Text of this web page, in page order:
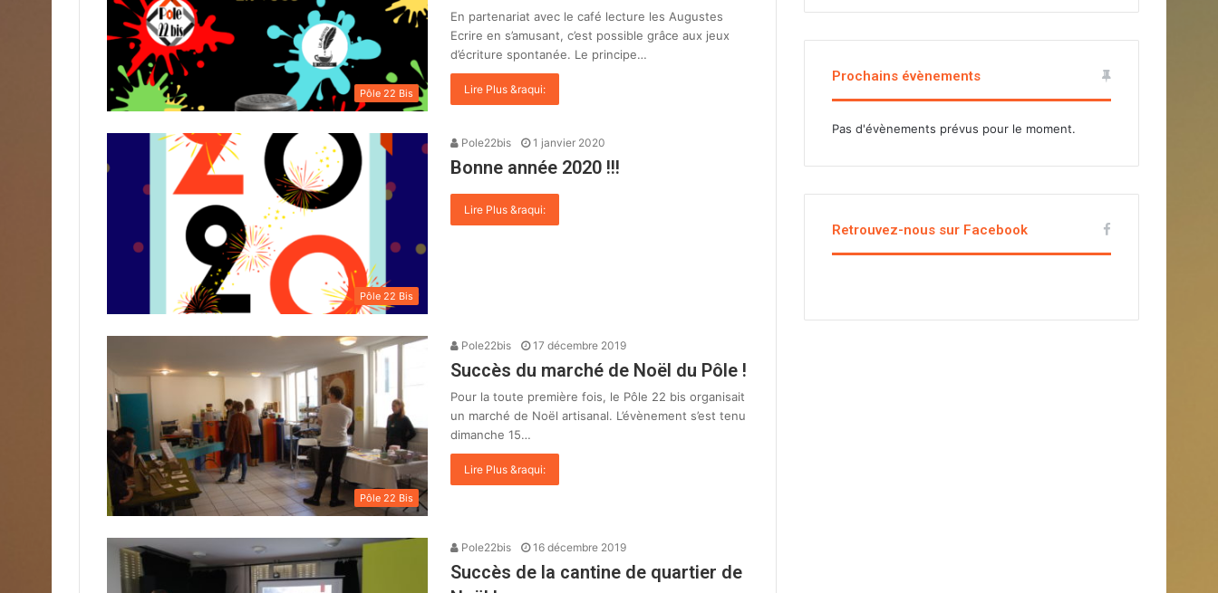
Pôle 22 Bis
En partenariat avec le café lecture les Augustes
Ecrire en s’amusant, c’est possible grâce aux jeux
d’écriture spontanée. Le principe…
Lire Plus &raqui:
Pôle 22 Bis
Pole22bis 1 janvier 2020
Bonne année 2020 !!!
Lire Plus &raqui:
Pôle 22 Bis
Pole22bis 17 décembre 2019
Succès du marché de Noël du Pôle !
Pour la toute première fois, le Pôle 22 bis organisait
un marché de Noël artisanal. L’évènement s’est tenu
dimanche 15…
Lire Plus &raqui:
Pole22bis 16 décembre 2019
Succès de la cantine de quartier de
Prochains évènements
Pas d'évènements prévus pour le moment.
Retrouvez-nous sur Facebook